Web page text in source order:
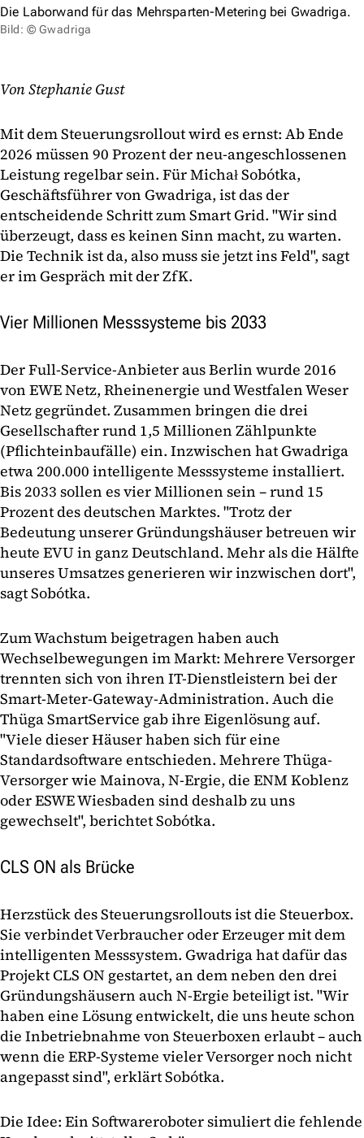
Die Laborwand für das Mehrsparten-Metering bei Gwadriga.
Bild: © Gwadriga
Von Stephanie Gust
Mit dem Steuerungsrollout wird es ernst: Ab Ende
2026 müssen 90 Prozent der neu-angeschlossenen
Leistung regelbar sein. Für Michał Sobótka,
Geschäftsführer von Gwadriga, ist das der
entscheidende Schritt zum Smart Grid. "Wir sind
überzeugt, dass es keinen Sinn macht, zu warten.
Die Technik ist da, also muss sie jetzt ins Feld", sagt
er im Gespräch mit der ZfK.
Vier Millionen Messsysteme bis 2033
Der Full-Service-Anbieter aus Berlin wurde 2016
von EWE Netz, Rheinenergie und Westfalen Weser
Netz gegründet. Zusammen bringen die drei
Gesellschafter rund 1,5 Millionen Zählpunkte
(Pflichteinbaufälle) ein. Inzwischen hat Gwadriga
etwa 200.000 intelligente Messsysteme installiert.
Bis 2033 sollen es vier Millionen sein – rund 15
Prozent des deutschen Marktes. "Trotz der
Bedeutung unserer Gründungshäuser betreuen wir
heute EVU in ganz Deutschland. Mehr als die Hälfte
unseres Umsatzes generieren wir inzwischen dort",
sagt Sobótka.
Zum Wachstum beigetragen haben auch
Wechselbewegungen im Markt: Mehrere Versorger
trennten sich von ihren IT-Dienstleistern bei der
Smart-Meter-Gateway-Administration. Auch die
Thüga SmartService gab ihre Eigenlösung auf.
"Viele dieser Häuser haben sich für eine
Standardsoftware entschieden. Mehrere Thüga-
Versorger wie Mainova, N-Ergie, die ENM Koblenz
oder ESWE Wiesbaden sind deshalb zu uns
gewechselt", berichtet Sobótka.
CLS ON als Brücke
Herzstück des Steuerungsrollouts ist die Steuerbox.
Sie verbindet Verbraucher oder Erzeuger mit dem
intelligenten Messsystem. Gwadriga hat dafür das
Projekt CLS ON gestartet, an dem neben den drei
Gründungshäusern auch N-Ergie beteiligt ist. "Wir
haben eine Lösung entwickelt, die uns heute schon
die Inbetriebnahme von Steuerboxen erlaubt – auch
wenn die ERP-Systeme vieler Versorger noch nicht
angepasst sind", erklärt Sobótka.
Die Idee: Ein Softwareroboter simuliert die fehlende